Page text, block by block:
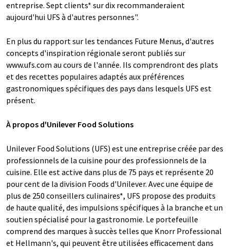
entreprise. Sept clients* sur dix recommanderaient
aujourd'hui UFS à d'autres personnes".
En plus du rapport sur les tendances Future Menus, d'autres
concepts d'inspiration régionale seront publiés sur
www.ufs.com au cours de l'année. Ils comprendront des plats
et des recettes populaires adaptés aux préférences
gastronomiques spécifiques des pays dans lesquels UFS est
présent.
À propos d'Unilever Food Solutions
Unilever Food Solutions (UFS) est une entreprise créée par des
professionnels de la cuisine pour des professionnels de la
cuisine. Elle est active dans plus de 75 pays et représente 20
pour cent de la division Foods d'Unilever. Avec une équipe de
plus de 250 conseillers culinaires*, UFS propose des produits
de haute qualité, des impulsions spécifiques à la branche et un
soutien spécialisé pour la gastronomie. Le portefeuille
comprend des marques à succès telles que Knorr Professional
et Hellmann's, qui peuvent être utilisées efficacement dans